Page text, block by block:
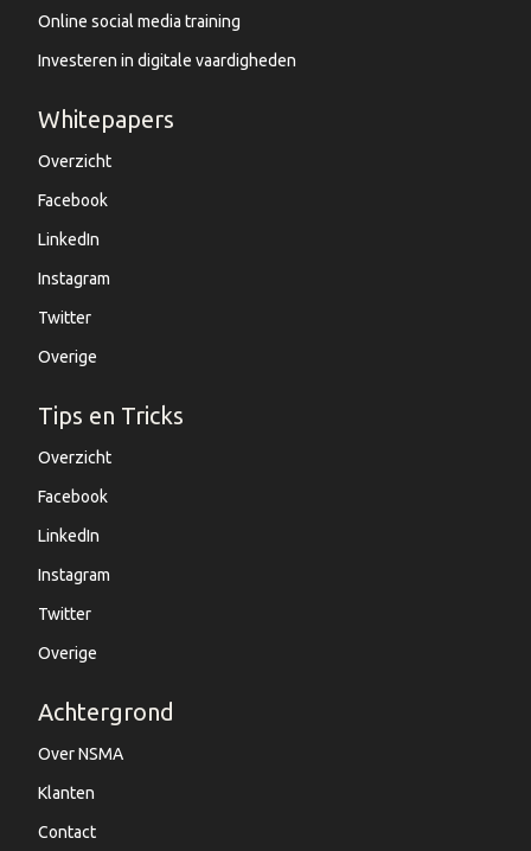
Online social media training
Investeren in digitale vaardigheden
Whitepapers
Overzicht
Facebook
LinkedIn
Instagram
Twitter
Overige
Tips en Tricks
Overzicht
Facebook
LinkedIn
Instagram
Twitter
Overige
Achtergrond
Over NSMA
Klanten
Contact